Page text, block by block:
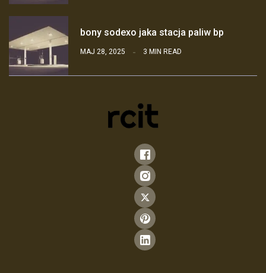
bony sodexo jaka stacja paliw bp
MAJ 28, 2025 3 MIN READ